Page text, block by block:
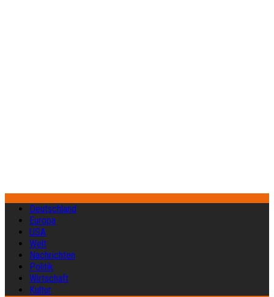
Deutschland
Europa
USA
Welt
Nachrichten
Politik
Wirtschaft
Kultur